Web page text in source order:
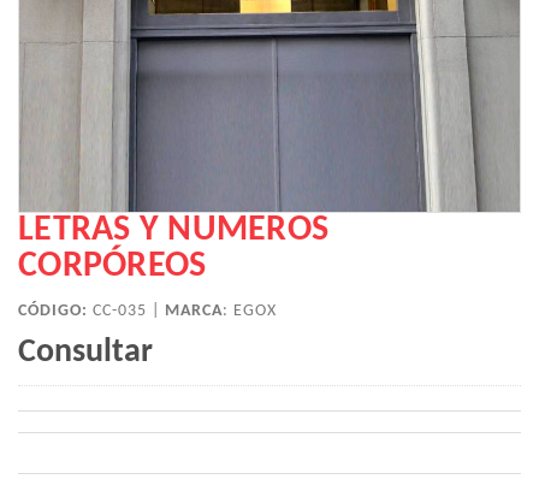
LETRAS Y NUMEROS
CORPÓREOS
CÓDIGO: CC-035 | MARCA: EGOX
Consultar